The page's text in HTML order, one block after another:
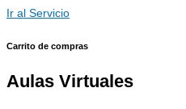
Ir al Servicio
Carrito de compras
Aulas Virtuales